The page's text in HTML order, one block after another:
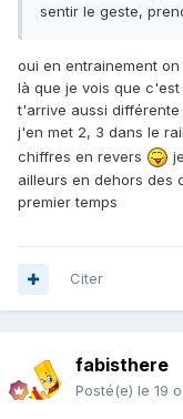
sentir le geste,
oui en entrainement
là que je vois que
t'arrive aussi
j'en met 2, 3 dans le
chiffres en revers
ailleurs en dehors des
premier temps
Citer
fabisthere
Posté(e) le 19